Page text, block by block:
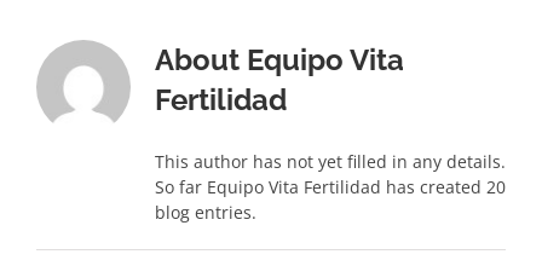
About Equipo Vita
Fertilidad
This author has not yet filled in any details.
So far Equipo Vita Fertilidad has created 20
blog entries.